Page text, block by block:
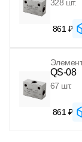
328 шт.
861 ₽
QS-08
67 шт.
861 ₽